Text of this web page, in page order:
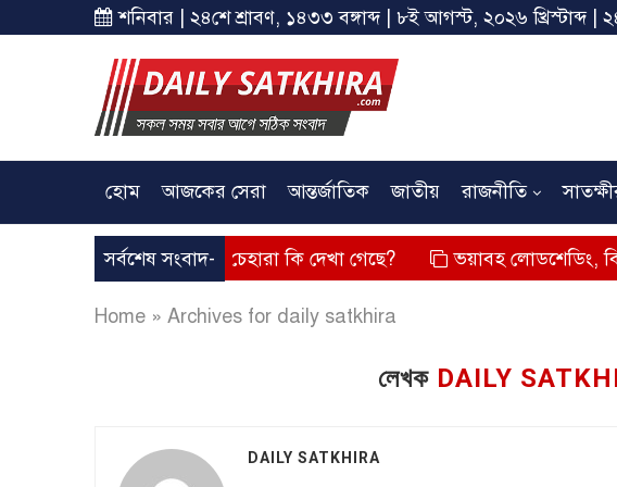
শনিবার | ২৪শে শ্রাবণ, ১৪৩৩ বঙ্গাব্দ | ৮ই আগস্ট, ২০২৬ খ্রিস্টাব্দ
হোম আজকের সেরা আন্তর্জাতিক জাতীয় রাজনীতি
সর্বশেষ সংবাদ-
দিয়েছে? তার চেহারা কি দেখা গেছে? ভয়াবহ লোডশেডিং, বিদ্যুত –
Home » Archives for daily satkhira
লেখক DAILY
DAILY SATKHIRA